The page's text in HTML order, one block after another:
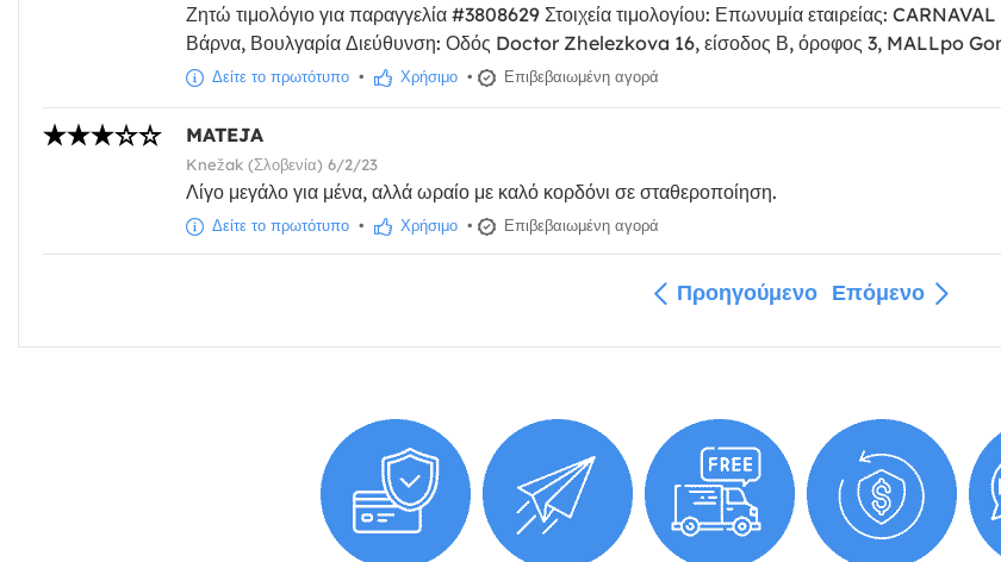
Ζητώ τιμολόγιο για παραγγελία #3808629 Στοιχεία τιμολογίου: Επωνυμία εταιρείας:
Βάρνα, Βουλγαρία Διεύθυνση: Οδός Doctor Zhelezkova 16, είσοδος Β, όροφος 3, MALLpo
Δείτε το πρωτότυπο • Χρήσιμο • Επιβεβαιωμένη αγορά
MATEJA
Knežak (Σλοβενία) 6/2/23
Λίγο μεγάλο για μένα, αλλά ωραίο με καλό κορδόνι σε σταθεροποίηση.
Δείτε το πρωτότυπο • Χρήσιμο • Επιβεβαιωμένη αγορά
Προηγούμενο Επόμενο